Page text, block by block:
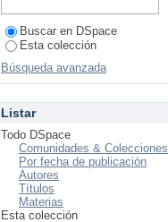
Buscar en DSpace
Esta colección
Búsqueda avanzada
Listar
Todo DSpace
Comunidades & Colecciones
Por fecha de publicación
Autores
Títulos
Materias
Esta colección